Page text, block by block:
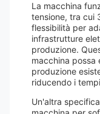
La macchina
tensione, tra cui
flessibilità per
infrastrutture
produzione.
macchina possa
produzione
riducendo i
Un'altra